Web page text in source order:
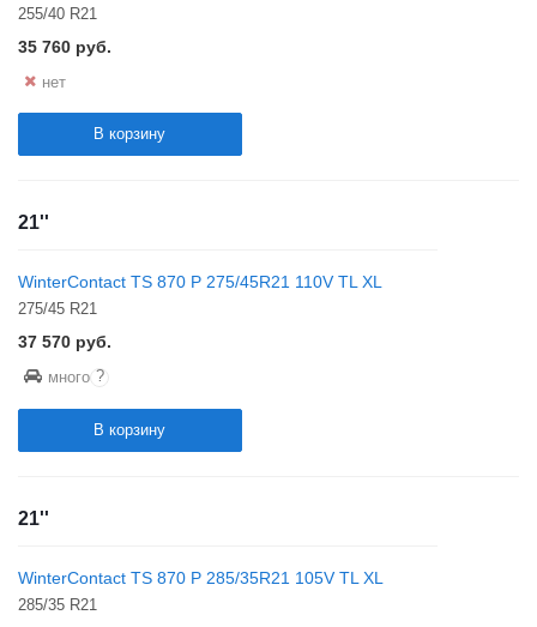
255/40 R21
35 760 руб.
нет
В корзину
21''
WinterContact TS 870 P 275/45R21 110V TL XL
275/45 R21
37 570 руб.
много ?
В корзину
21''
WinterContact TS 870 P 285/35R21 105V TL XL
285/35 R21